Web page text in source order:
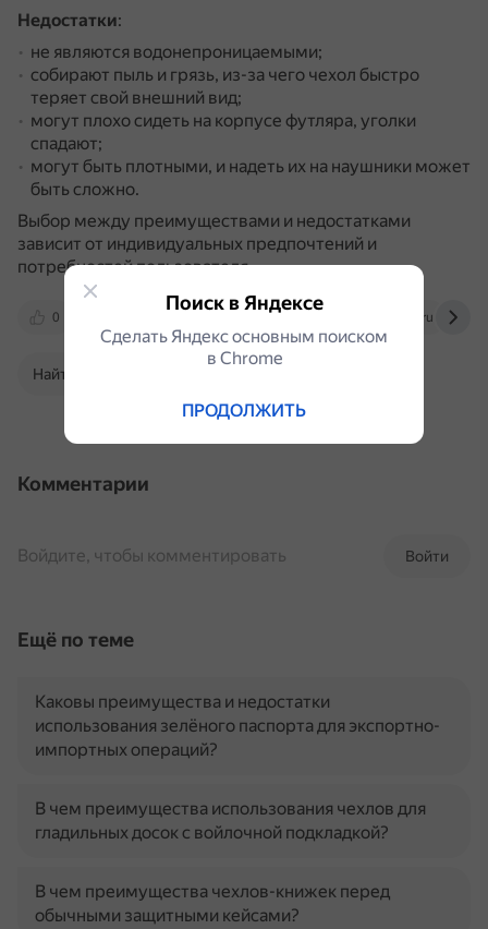
Недостатки:
не являются водонепроницаемыми;
собирают пыль и грязь, из-за чего чехол быстро
теряет свой внешний вид;
могут плохо сидеть на корпусе футляра, уголки
спадают;
могут быть плотными, и надеть их на наушники может
быть сложно.
Выбор между преимуществами и недостатками
зависит от индивидуальных предпочтений и
потребностей пользователя.
0 www.wjsilicone.com www.iphones.ru
Найти в Поиске
Комментарии
Войти
Войдите, чтобы комментировать
Ещё по теме
Каковы преимущества и недостатки
использования зелёного паспорта для экспортно-
импортных операций?
В чем преимущества использования чехлов для
гладильных досок с войлочной подкладкой?
В чем преимущества чехлов-книжек перед
обычными защитными кейсами?
Поиск в Яндексе
Сделать Яндекс основным поиском
в Сhrome
ПРОДОЛЖИТЬ